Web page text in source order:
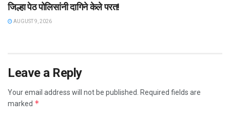
जिल्हा पेठ पोलिसांनी दागिने केले परत!
AUGUST 9, 2026
Leave a Reply
Your email address will not be published.
Required fields are
marked *